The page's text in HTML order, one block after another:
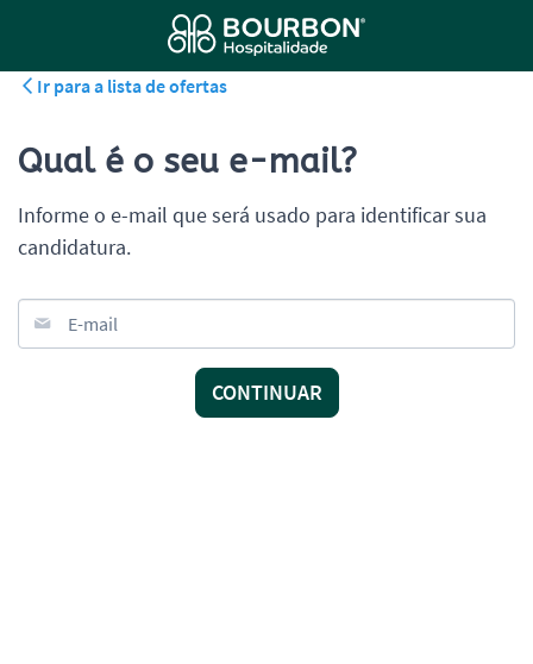
Ir para a lista de ofertas
Qual é o seu e-mail?
Informe o e-mail que será usado para identificar sua
candidatura.
E-mail
CONTINUAR